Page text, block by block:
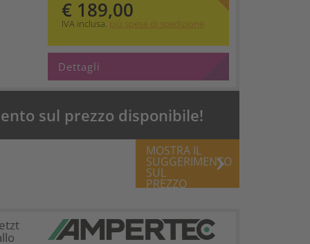
€ 189,00
IVA inclusa. più spese di spedizione
Dettagli
sul prezzo disponibile!
MOSTRA IL
SUGGERIMENTO
SUL
PREZZO
keyboard_arrow_right